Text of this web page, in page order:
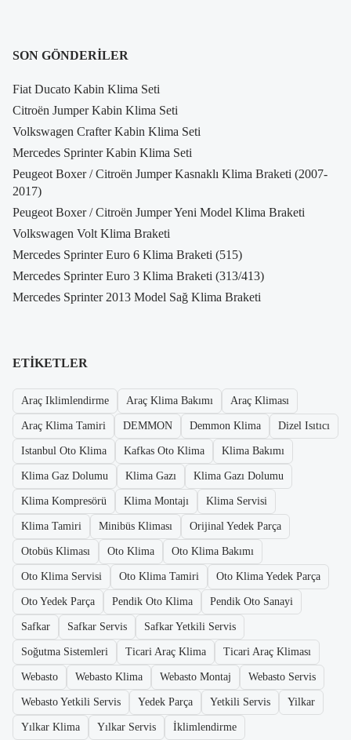
SON GÖNDERILER
Fiat Ducato Kabin Klima Seti
Citroën Jumper Kabin Klima Seti
Volkswagen Crafter Kabin Klima Seti
Mercedes Sprinter Kabin Klima Seti
Peugeot Boxer / Citroën Jumper Kasnaklı Klima Braketi (2007-
2017)
Peugeot Boxer / Citroën Jumper Yeni Model Klima Braketi
Volkswagen Volt Klima Braketi
Mercedes Sprinter Euro 6 Klima Braketi (515)
Mercedes Sprinter Euro 3 Klima Braketi (313/413)
Mercedes Sprinter 2013 Model Sağ Klima Braketi
ETIKETLER
Araç Iklimlendirme Araç Klima Bakımı Araç Kliması
Araç Klima Tamiri DEMMON Demmon Klima Dizel Isıtıcı
Istanbul Oto Klima Kafkas Oto Klima Klima Bakımı
Klima Gaz Dolumu Klima Gazı Klima Gazı Dolumu
Klima Kompresörü Klima Montajı Klima Servisi
Klima Tamiri Minibüs Kliması Orijinal Yedek Parça
Otobüs Kliması Oto Klima Oto Klima Bakımı
Oto Klima Servisi Oto Klima Tamiri Oto Klima Yedek Parça
Oto Yedek Parça Pendik Oto Klima Pendik Oto Sanayi
Safkar Safkar Servis Safkar Yetkili Servis
Soğutma Sistemleri Ticari Araç Klima Ticari Araç Kliması
Webasto Webasto Klima Webasto Montaj Webasto Servis
Webasto Yetkili Servis Yedek Parça Yetkili Servis Yilkar
Yılkar Klima Yılkar Servis İklimlendirme